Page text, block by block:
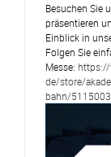
Besuchen Sie
präsentieren
Einblick in
Folgen Sie
Messe:
de/store/
bahn/5115003